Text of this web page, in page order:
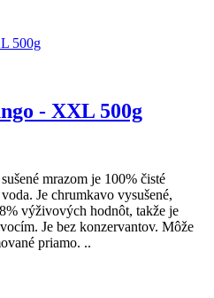
- XXL 500g
mrazom je 100% čisté
Je chrumkavo vysušené,
výživových hodnôt, takže je
Je bez konzervantov. Môže
priamo. ..